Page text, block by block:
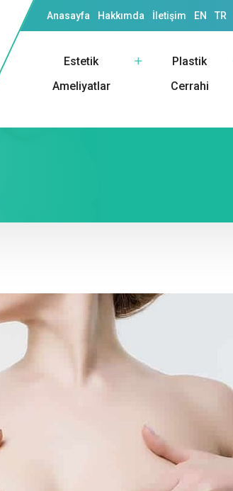
Anasayfa Hakkımda İletişim EN TR
Estetik
Ameliyatlar
Plastik
Cerrahi